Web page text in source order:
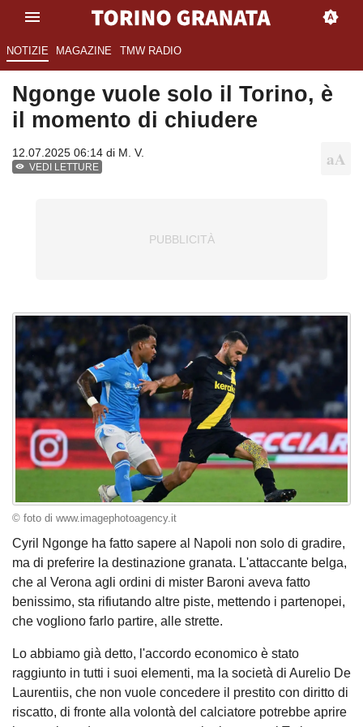
NOTIZIE MAGAZINE TMW RADIO
Ngonge vuole solo il Torino, è
il momento di chiudere
12.07.2025 06:14 di M. V.
VEDI LETTURE
© foto di www.imagephotoagency.it
Cyril Ngonge ha fatto sapere al Napoli non solo di gradire,
ma di preferire la destinazione granata. L'attaccante belga,
che al Verona agli ordini di mister Baroni aveva fatto
benissimo, sta rifiutando altre piste, mettendo i partenopei,
che vogliono farlo partire, alle strette.
Lo abbiamo già detto, l'accordo economico è stato
raggiunto in tutti i suoi elementi, ma la società di Aurelio De
Laurentiis, che non vuole concedere il prestito con diritto di
riscatto, di fronte alla volontà del calciatore potrebbe aprire